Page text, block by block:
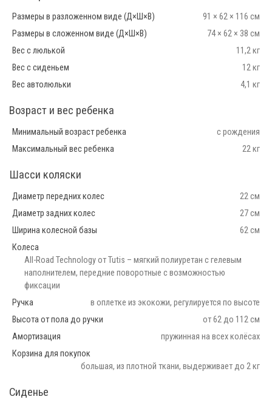
Размеры в разложенном виде (Д×Ш×В)
91 × 62 × 116 см
Размеры в сложенном виде (Д×Ш×В)
74 × 62 × 38 см
Вес с люлькой
11,2 кг
Вес с сиденьем
12 кг
Вес автолюльки
4,1 кг
Возраст и вес ребенка
Минимальный возраст ребенка
с рождения
Максимальный вес ребенка
22 кг
Шасси коляски
Диаметр передних колес
22 см
Диаметр задних колес
27 см
Ширина колесной базы
62 см
Колеса
All-Road Technology от Tutis – мягкий полиуретан с гелевым
наполнителем, передние поворотные с возможностью
фиксации
Ручка
в оплетке из экокожи, регулируется по высоте
Высота от пола до ручки
от 62 до 112 см
Амортизация
пружинная на всех колёсах
Корзина для покупок
большая, из плотной ткани, выдерживает до 2 кг
Сиденье